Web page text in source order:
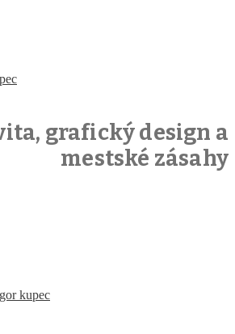
grafický design a
mestské zásahy